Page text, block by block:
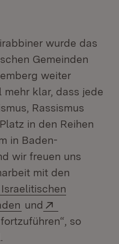
wurde das
Gemeinden
weiter
klar, dass jede
Rassismus
in den Reihen
in Baden-
wir freuen uns
mit den
Extern:
Israelitischen
(Öffnet in neuem
und
Fenster)
so